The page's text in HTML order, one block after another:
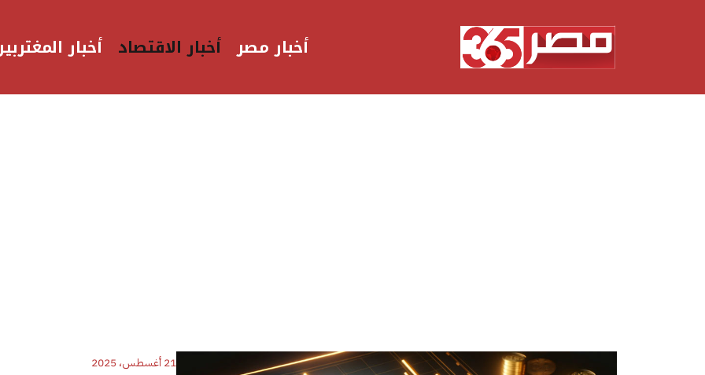
أخبار مصر أخبار الاقتصاد أخبار
21 أغسطس، 2025